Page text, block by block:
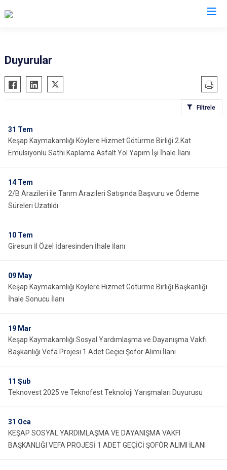
Alucra
Bulancak
Çanakçı
Dereli
Doğankent
Eynesil
Şebinkarahisar
Tirebolu
Duyurular
Filtrele
31 Tem
Keşap Kaymakamlığı Köylere Hizmet Götürme Birliği 2.Kat
Emülsiyonlu Sathi Kaplama Asfalt Yol Yapım İşi İhale İlanı
14 Tem
2/B Arazileri ile Tarım Arazileri Satışında Başvuru ve Ödeme
Süreleri Uzatıldı.
10 Tem
Giresun İl Özel İdaresinden İhale İlanı
09 May
Keşap Kaymakamlığı Köylere Hizmet Götürme Birliği Başkanlığı
İhale Sonucu İlanı
19 Mar
Keşap Kaymakamlığı Sosyal Yardımlaşma ve Dayanışma Vakfı
Başkanlığı Vefa Projesi 1 Adet Geçici Şoför Alımı İlanı
11 Şub
Teknovest 2025 ve Teknofest Teknoloji Yarışmaları Duyurusu
31 Oca
KEŞAP SOSYAL YARDIMLAŞMA VE DAYANIŞMA VAKFI
BAŞKANLIĞI VEFA PROJESİ 1 ADET GEÇİCİ ŞOFÖR ALIMI İLANI